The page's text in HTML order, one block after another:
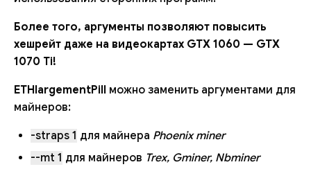
Более того, аргументы позволяют повысить
хешрейт даже на видеокартах GTX 1060 — GTX
1070 Ti!
ETHlargementPill можно заменить аргументами для
майнеров:
-straps 1 для майнера Phoenix miner
--mt 1 для майнеров Trex, Gminer, Nbminer